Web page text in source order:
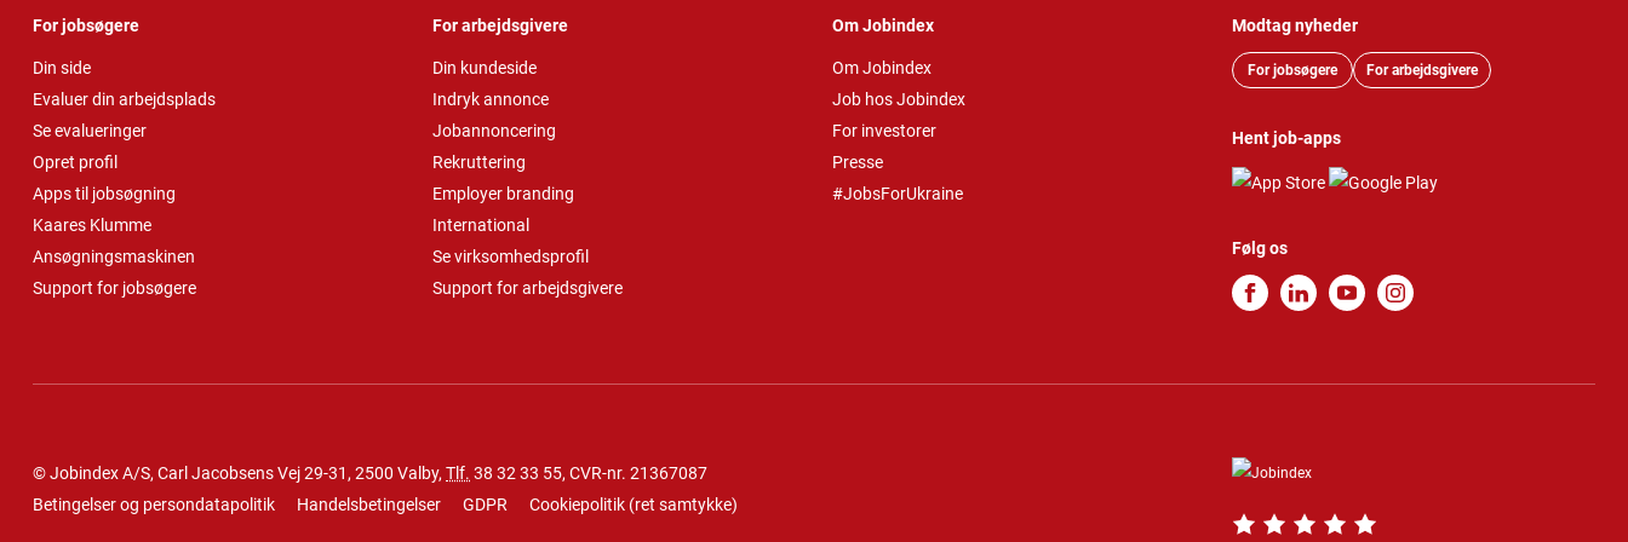
For jobsøgere
Din side
Evaluer din arbejdsplads
Se evalueringer
Opret profil
Apps til jobsøgning
Kaares Klumme
Ansøgningsmaskinen
Support for jobsøgere
For arbejdsgivere
Din kundeside
Indryk annonce
Jobannoncering
Rekruttering
Employer branding
International
Se virksomhedsprofil
Support for arbejdsgivere
Om Jobindex
Om Jobindex
Job hos Jobindex
For investorer
Presse
#JobsForUkraine
Modtag nyheder
For jobsøgere For arbejdsgivere
Hent job-apps
Følg os
© Jobindex A/S, Carl Jacobsens Vej 29-31, 2500 Valby, Tlf. 38 32 33 55, CVR-nr. 21367087
Betingelser og persondatapolitik
Handelsbetingelser GDPR Cookiepolitik (ret samtykke)